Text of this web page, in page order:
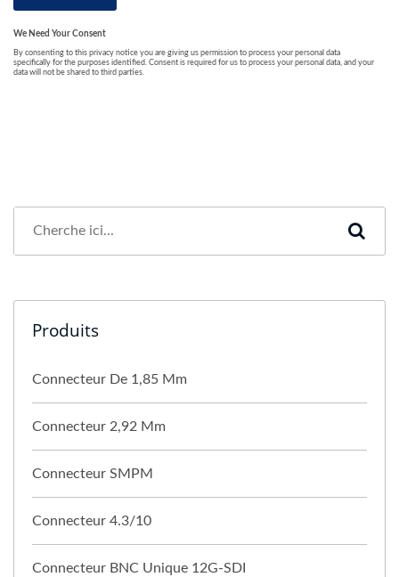
Produits
Connecteur De 1,85 Mm
Connecteur 2,92 Mm
Connecteur SMPM
Connecteur 4.3/10
Connecteur BNC Unique 12G-SDI